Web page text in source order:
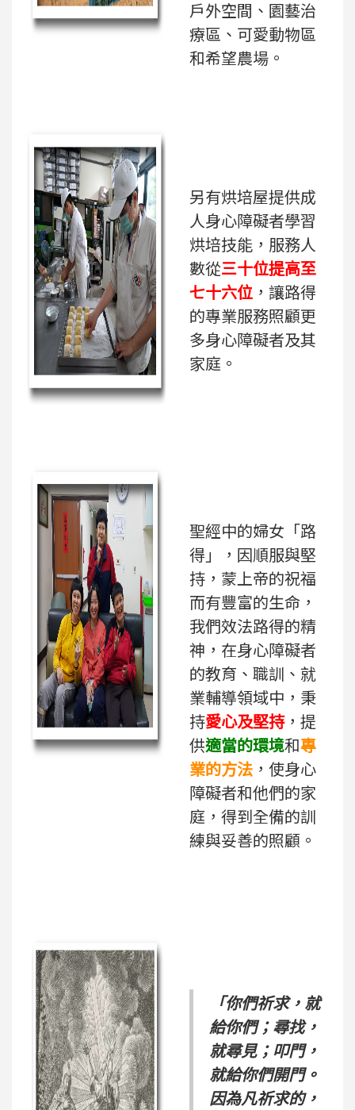
戶外空間、園藝治
療區、可愛動物區
和希望農場。
另有烘培屋提供成
人身心障礙者學習
烘培技能，服務人
數從三十位提高至
七十六位 ，讓路得
的專業服務照顧更
多身心障礙者及其
家庭。
聖經中的婦女「路
得」，因順服與堅
持，蒙上帝的祝福
而有豐富的生命，
我們效法路得的精
神，在身心障礙者
的教育、職訓、就
業輔導領域中，秉
持愛心及堅持，提
供適當的環境和專
業的方法 ，使身心
障礙者和他們的家
庭，得到全備的訓
練與妥善的照顧。
「你們祈求，就
給你們；尋找，
就尋見；叩門，
就給你們開門。
因為凡祈求的，